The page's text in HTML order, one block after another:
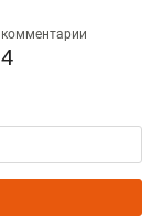
комментарии
4